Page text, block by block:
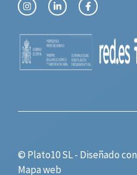
© Plato10 SL - Diseñado con
Mapa web